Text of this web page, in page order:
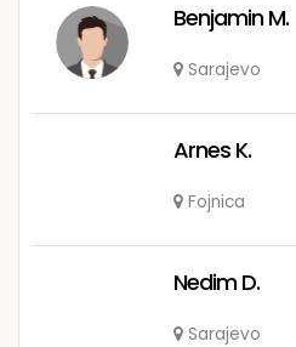
Benjamin M.
Sarajevo
Arnes K.
Fojnica
Nedim D.
Sarajevo